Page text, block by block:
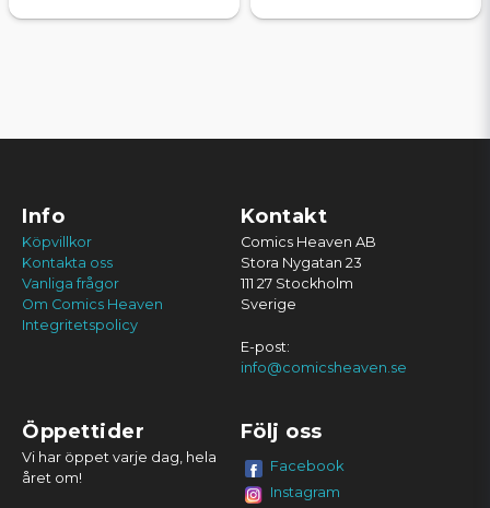
Info
Köpvillkor
Kontakta oss
Vanliga frågor
Om Comics Heaven
Integritetspolicy
Kontakt
Comics Heaven AB
Stora Nygatan 23
111 27 Stockholm
Sverige
E-post:
info@comicsheaven.se
Öppettider
Vi har öppet varje dag, hela
året om!
Följ oss
Facebook
Instagram